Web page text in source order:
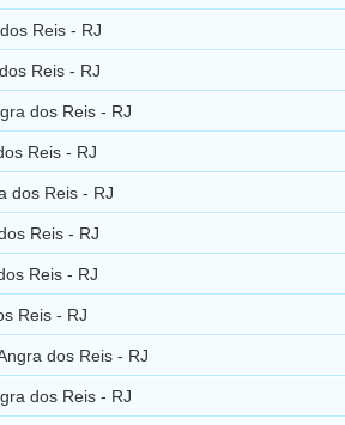
Reis - RJ
Reis - RJ
dos Reis - RJ
Reis - RJ
dos Reis - RJ
Reis - RJ
Reis - RJ
Reis - RJ
dos Reis - RJ
dos Reis - RJ